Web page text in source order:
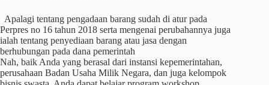
Apalagi tentang pengadaan barang sudah di atur pada
Perpres no 16 tahun 2018 serta mengenai perubahannya juga
ialah tentang penyediaan barang atau jasa dengan
berhubungan pada dana pemerintah
Nah, baik Anda yang berasal dari instansi kepemerintahan,
perusahaan Badan Usaha Milik Negara, dan juga kelompok